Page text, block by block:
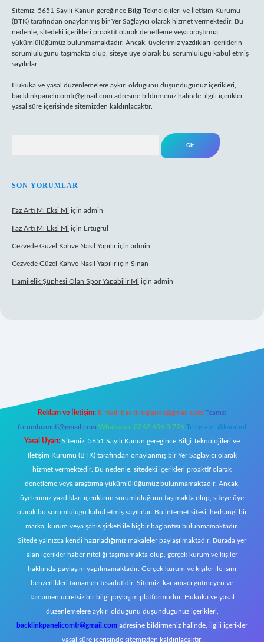
Sitemiz, 5651 Sayılı Kanun gereğince Bilgi Teknolojileri ve İletişim Kurumu
(BTK) tarafından onaylanmış bir Yer Sağlayıcı olarak hizmet vermektedir. Bu
nedenle, sitedeki içerikleri proaktif olarak denetleme veya araştırma
yükümlülüğümüz bulunmamaktadır. Ancak, üyelerimiz yazdıkları içeriklerin
sorumluluğunu taşımakta olup, siteye üye olarak bu sorumluluğu kabul etmiş
sayılırlar.
Hukuka ve yasal düzenlemelere aykırı olduğunu düşündüğünüz içerikleri,
backlinkpanelicomtr@gmail.com adresine bildirmeniz halinde, ilgili içerikler
yasal süre içerisinde sitemizden kaldırılacaktır.
SON YORUMLAR
Faz Artı Mı Eksi Mi için admin
Faz Artı Mı Eksi Mi için Ertuğrul
Cezvede Güzel Kahve Nasıl Yapılıriçin admin
Cezvede Güzel Kahve Nasıl Yapılıriçin Sinan
Hamilelik Şüphesi Olan Spor Yapabilir Mi için admin
Reklam ve İletişim: E-mail: backlinkpaneli@gmail.com Teams:
forumhizmeti@gmail.com Whatsapp: 0262 606 0 726 Telegram: @karabul
Yasal Uyarı: Sitemiz, 5651 Sayılı Kanun gereğince Bilgi Teknolojileri ve
İletişim Kurumu (BTK) tarafından onaylanmış bir Yer Sağlayıcı olarak
hizmet vermektedir. Bu nedenle, sitedeki içerikleri proaktif olarak
denetleme veya araştırma yükümlülüğümüz bulunmamaktadır. Ancak,
üyelerimiz yazdıkları içeriklerin sorumluluğunu taşımakta olup, siteye üye
olarak bu sorumluluğu kabul etmiş sayılırlar. Bu internet sitesi, herhangi bir
marka, kurum veya şahıs şirketi ile hiçbir bağlantısı bulunmamaktadır.
Sitede yalnızca kendi hazırladığımız makaleler paylaşılmaktadır. Burada yer
alan içerikler haber niteliği taşımamakta olup, gerçek kurum ve kişiler
hakkında paylaşım yapılmamaktadır. Gerçek kurum ve kişiler ile isim
benzerlikleri tamamen tesadüfidir. Sitemiz, kar amacı gütmeyen ve
tamamen ücretsiz bir bilgi paylaşım platformudur. Hukuka ve yasal
düzenlemelere aykırı olduğunu düşündüğünüz içerikleri,
backlinkpanelicomtr@gmail.com adresine bildirmeniz halinde, ilgili içerikler
yasal süre içerisinde sitemizden kaldırılacaktır.